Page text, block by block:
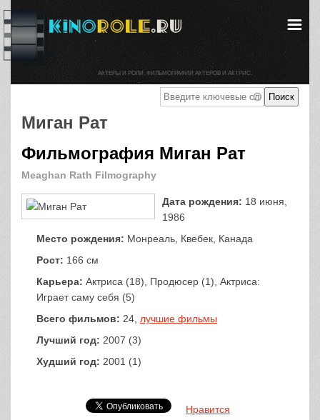
Миган Рат
Фильмография Миган Рат
Meaghan Rath Filmography
Дата рождения: 18 июня,
1986
Место рождения: Монреаль, Квебек, Канада
Рост: 166 см
Карьера: Актриса (18), Продюсер (1), Актриса:
Играет саму себя (5)
Всего фильмов: 24, лучшие фильмы
Лучший год: 2007 (3)
Худший год: 2001 (1)
Нравится
АКТЕРЫ И РОЛИ. ФИЛЬМОГРАФИИ АКТЕРОВ И АКТРИС.